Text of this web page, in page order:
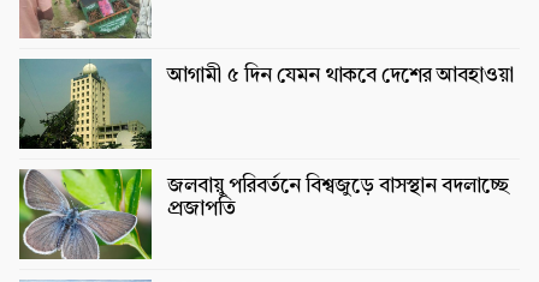
আগামী ৫ দিন যেমন থাকবে দেশের আবহাওয়া
জলবায়ু পরিবর্তনে বিশ্বজুড়ে বাসস্থান বদলাচ্ছে
প্রজাপতি